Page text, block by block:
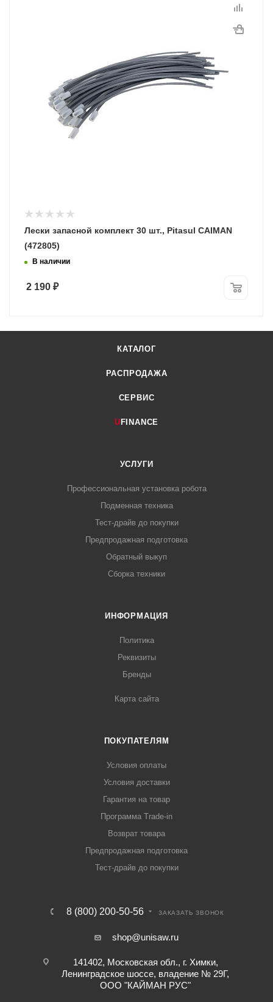
Лески запасной комплект 30 шт., Pitasul CAIMAN
(472805)
В наличии
2 190 ₽
КАТАЛОГ
РАСПРОДАЖА
СЕРВИС
U FINANCE
УСЛУГИ
Профессиональная установка робота
Подменная техника
Тест-драйв до покупки
Предпродажная подготовка
Обратный выкуп
Сборка техники
ИНФОРМАЦИЯ
Политика
Реквизиты
Бренды
Карта сайта
ПОКУПАТЕЛЯМ
Условия оплаты
Условия доставки
Гарантия на товар
Программа Trade-in
Возврат товара
Предпродажная подготовка
Тест-драйв до покупки
8 (800) 200-50-56 ЗАКАЗАТЬ ЗВОНОК
shop@unisaw.ru
141402, Московская обл., г. Химки,
Ленинградское шоссе, владение № 29Г,
ООО "КАЙМАН РУС"